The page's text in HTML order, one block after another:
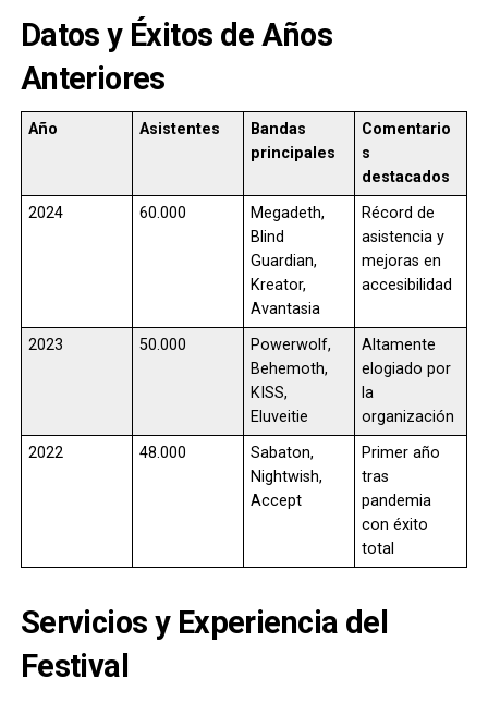
Datos y Éxitos de Años
Anteriores
Año Asistentes
Bandas
principales
Comentario
s
destacados
2024
60.000
Megadeth,
Blind
Guardian,
Kreator,
Avantasia
Récord de
asistencia y
mejoras en
accesibilidad
2023 50.000
Powerwolf,
Behemoth,
KISS,
Eluveitie
Altamente
elogiado por
la
organización
2022
48.000
Sabaton,
Nightwish,
Accept
Primer año
tras
pandemia
con éxito
total
Servicios y Experiencia del
Festival